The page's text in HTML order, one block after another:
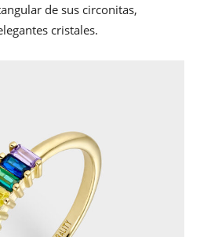
de sus circonitas,
cristales.